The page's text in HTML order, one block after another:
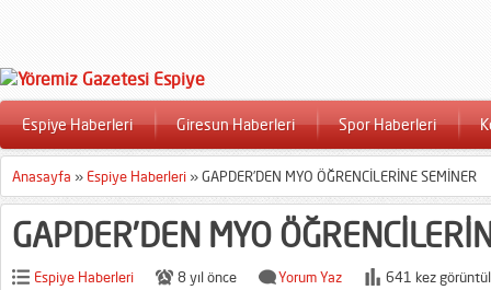
Espiye Haberleri Giresun Haberleri Spor Haberleri
Anasayfa » Espiye Haberleri »GAPDER’DEN MYO ÖĞRENCİLERİNE SEMİNER
GAPDER’DEN MYO
Espiye Haberleri 8 yıl önce Yorum Yaz 641 kez